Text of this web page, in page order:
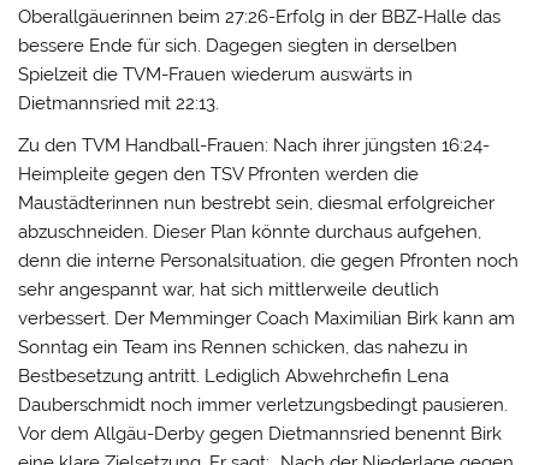
Oberallgäuerinnen beim 27:26-Erfolg in der BBZ-Halle das
bessere Ende für sich. Dagegen siegten in derselben
Spielzeit die TVM-Frauen wiederum auswärts in
Dietmannsried mit 22:13.
Zu den TVM Handball-Frauen: Nach ihrer jüngsten 16:24-
Heimpleite gegen den TSV Pfronten werden die
Maustädterinnen nun bestrebt sein, diesmal erfolgreicher
abzuschneiden. Dieser Plan könnte durchaus aufgehen,
denn die interne Personalsituation, die gegen Pfronten noch
sehr angespannt war, hat sich mittlerweile deutlich
verbessert. Der Memminger Coach Maximilian Birk kann am
Sonntag ein Team ins Rennen schicken, das nahezu in
Bestbesetzung antritt. Lediglich Abwehrchefin Lena
Dauberschmidt noch immer verletzungsbedingt pausieren.
Vor dem Allgäu-Derby gegen Dietmannsried benennt Birk